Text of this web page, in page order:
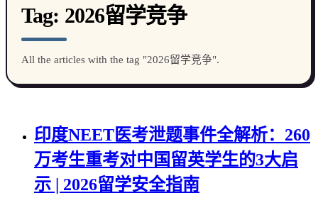
Tag: 2026留学竞争
All the articles with the tag "2026留学竞争".
印度NEET医考泄题事件全解析：260
万考生重考对中国留英学生的3大启
示 | 2026留学安全指南